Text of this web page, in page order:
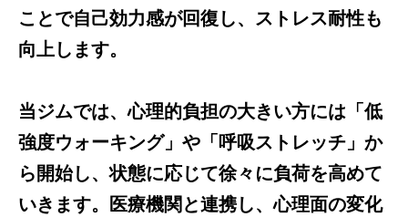
ことで自己効力感が回復し、ストレス耐性も
向上します。
当ジムでは、心理的負担の大きい方には「低
強度ウォーキング」や「呼吸ストレッチ」か
ら開始し、状態に応じて徐々に負荷を高めて
いきます。医療機関と連携し、心理面の変化